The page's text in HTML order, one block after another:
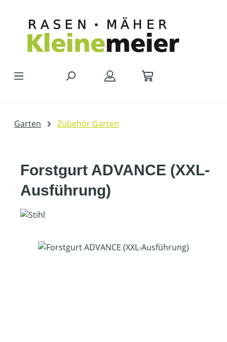
Garten Zubehör Garten
Forstgurt ADVANCE (XXL-
Ausführung)
Bildergalerie überspringen